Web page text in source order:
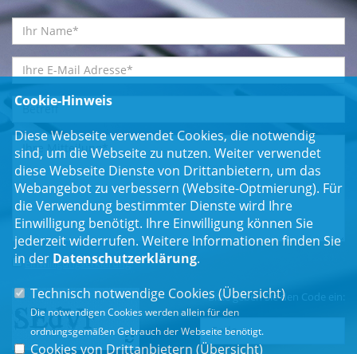
Einwilligungserklärung*
Bitte geben Sie den Code ein:
Cookie-Hinweis
Diese Webseite verwendet Cookies, die notwendig
sind, um die Webseite zu nutzen. Weiter verwendet
diese Webseite Dienste von Drittanbietern, um das
Webangebot zu verbessern (Website-Optmierung). Für
die Verwendung bestimmter Dienste wird Ihre
Einwilligung benötigt. Ihre Einwilligung können Sie
jederzeit widerrufen. Weitere Informationen finden Sie
in der Datenschutzerklärung.
Technisch notwendige Cookies (Übersicht)
Die notwendigen Cookies werden allein für den
ordnungsgemäßen Gebrauch der Webseite benötigt.
Cookies von Drittanbietern (Übersicht)